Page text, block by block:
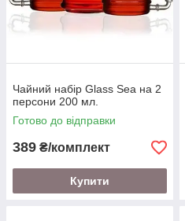
Чайний набір Glass Sea на 2
персони 200 мл.
Готово до відправки
389 ₴/комплект
Купити